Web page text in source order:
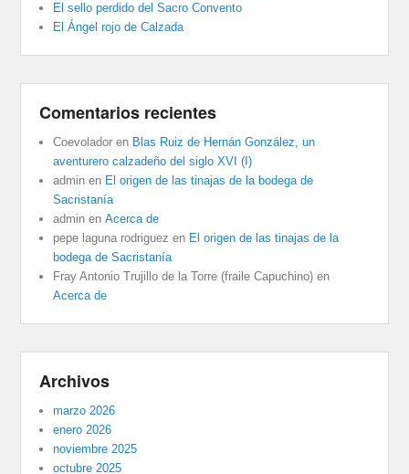
El sello perdido del Sacro Convento
El Ángel rojo de Calzada
Comentarios recientes
Coevolador en Blas Ruiz de Hernán González, un
aventurero calzadeño del siglo XVI (I)
admin en El origen de las tinajas de la bodega de
Sacristanía
admin enAcerca de
pepe laguna rodriguez en El origen de las tinajas de la
bodega de Sacristanía
Fray Antonio Trujillo de la Torre (fraile Capuchino) en
Acerca de
Archivos
marzo 2026
enero 2026
noviembre 2025
octubre 2025